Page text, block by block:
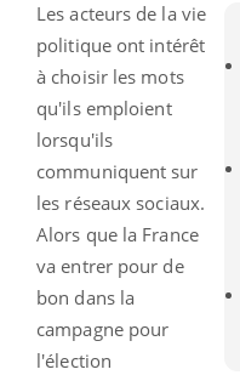
Les acteurs de la vie
politique ont intérêt
à choisir les mots
qu'ils emploient
lorsqu'ils
communiquent sur
les réseaux sociaux.
Alors que la France
va entrer pour de
bon dans la
campagne pour
l'élection